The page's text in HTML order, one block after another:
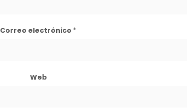
Correo electrónico *
Web